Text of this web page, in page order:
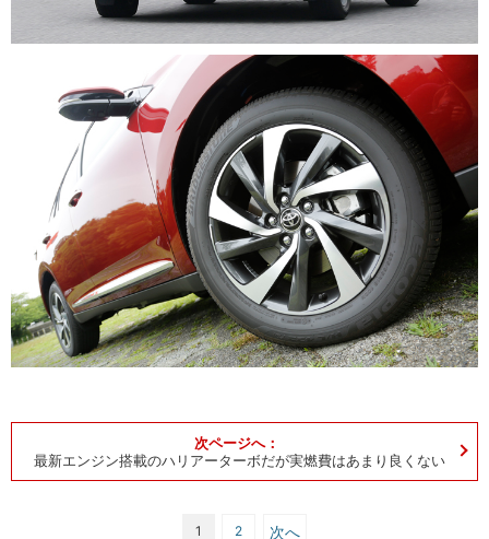
最新エンジン搭載のハリアーターボだが実燃費はあまり良くない
1 2 次へ